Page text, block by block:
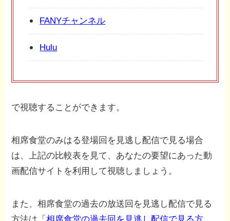
FANYチャンネル
Hulu
で視聴することができます。
相席食堂のみはる登場回を見逃し配信で見る場合
は、上記の比較表を見て、あなたの要望にあった動
画配信サイトを利用して視聴しましょう。
また、相席食堂の過去の放送回を見逃し配信で見る